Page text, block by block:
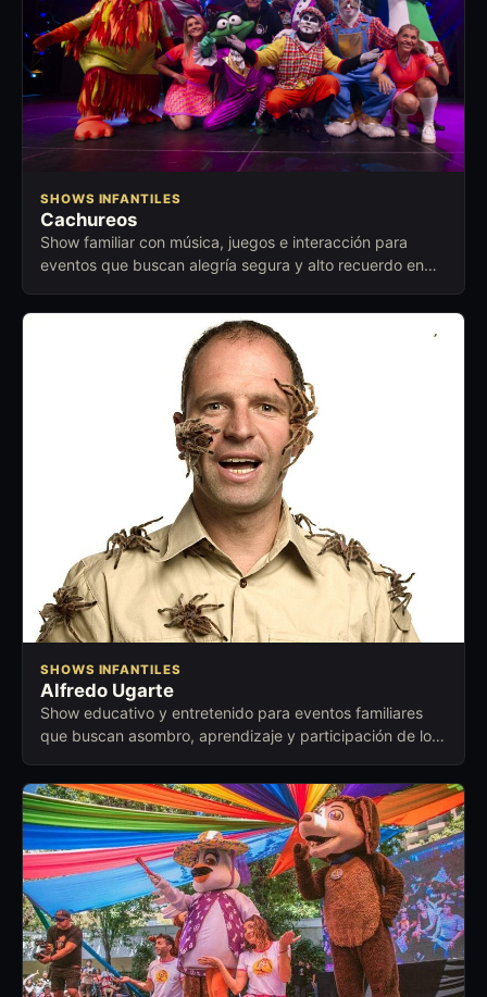
SHOWS INFANTILES
Cachureos
Show familiar con música, juegos e interacción para
eventos que buscan alegría segura y alto recuerdo en
SHOWS INFANTILES
Alfredo Ugarte
Show educativo y entretenido para eventos familiares
que buscan asombro, aprendizaje y participación de los